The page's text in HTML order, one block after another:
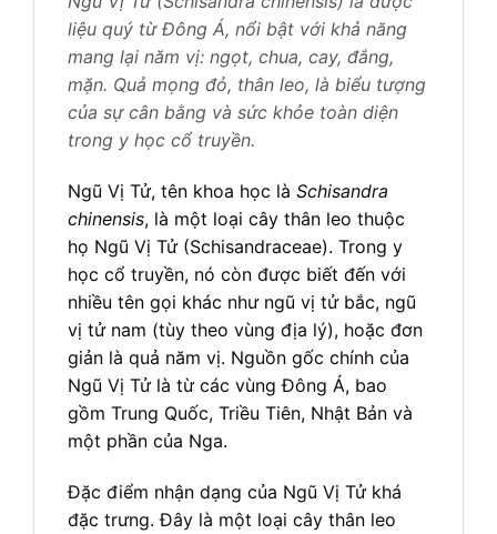
liệu quý từ Đông Á, nổi bật với khả năng
mang lại năm vị: ngọt, chua, cay, đắng,
mặn. Quả mọng đỏ, thân leo, là biểu tượng
của sự cân bằng và sức khỏe toàn diện
trong y học cổ truyền.
Ngũ Vị Tử, tên khoa học là Schisandra
chinensis, là một loại cây thân leo thuộc
họ Ngũ Vị Tử (Schisandraceae). Trong y
học cổ truyền, nó còn được biết đến với
nhiều tên gọi khác như ngũ vị tử bắc, ngũ
vị tử nam (tùy theo vùng địa lý), hoặc đơn
giản là quả năm vị. Nguồn gốc chính của
Ngũ Vị Tử là từ các vùng Đông Á, bao
gồm Trung Quốc, Triều Tiên, Nhật Bản và
một phần của Nga.
Đặc điểm nhận dạng của Ngũ Vị Tử khá
đặc trưng. Đây là một loại cây thân leo